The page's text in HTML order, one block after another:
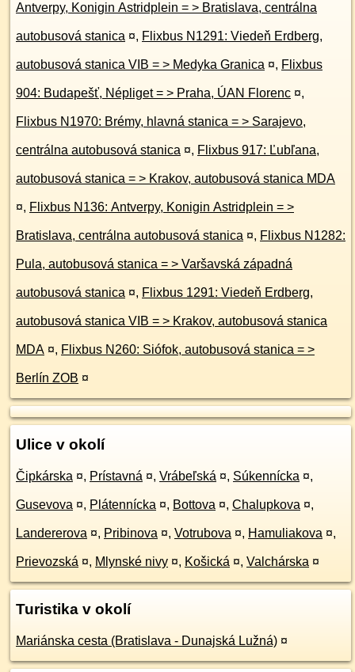
Antverpy, Konigin Astridplein = > Bratislava, centrálna
autobusová stanica ¤, Flixbus N1291: Viedeň Erdberg,
autobusová stanica VIB = > Medyka Granica ¤, Flixbus
904: Budapešť, Népliget = > Praha, ÚAN Florenc ¤,
Flixbus N1970: Brémy, hlavná stanica = > Sarajevo,
centrálna autobusová stanica ¤, Flixbus 917: Ľubľana,
autobusová stanica = > Krakov, autobusová stanica MDA
¤, Flixbus N136: Antverpy, Konigin Astridplein = >
Bratislava, centrálna autobusová stanica ¤, Flixbus N1282:
Pula, autobusová stanica = > Varšavská západná
autobusová stanica ¤, Flixbus 1291: Viedeň Erdberg,
autobusová stanica VIB = > Krakov, autobusová stanica
MDA ¤, Flixbus N260: Siófok, autobusová stanica = >
Berlín ZOB ¤
Ulice v okolí
Čipkárska ¤, Prístavná ¤, Vrábeľská ¤, Súkennícka ¤,
Gusevova ¤, Plátennícka ¤, Bottova ¤, Chalupkova ¤,
Landererova ¤, Pribinova ¤, Votrubova ¤, Hamuliakova ¤,
Prievozská ¤, Mlynské nivy ¤, Košická ¤, Valchárska ¤
Turistika v okolí
Mariánska cesta (Bratislava - Dunajská Lužná) ¤